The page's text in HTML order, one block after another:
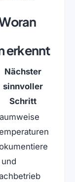
erkennt
Nächster
sinnvoller
Schritt